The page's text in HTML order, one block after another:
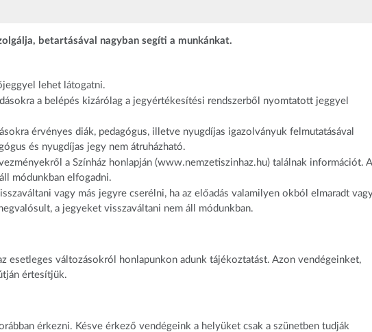
betartásával nagyban segíti a munkánkat.
lehet látogatni.
a belépés kizárólag a jegyértékesítési rendszerből nyomtatott jeggyel
érvényes diák, pedagógus, illetve nyugdíjas igazolványuk felmutatásával
és nyugdíjas jegy nem átruházható.
a Színház honlapján (www.nemzetiszinhaz.hu) találnak információt. A
módunkban elfogadni.
vagy más jegyre cserélni, ha az előadás valamilyen okból elmaradt
a jegyeket visszaváltani nem áll módunkban.
esetleges változásokról honlapunkon adunk tájékoztatást. Azon vendégeinket,
értesítjük.
érkezni. Késve érkező vendégeink a helyüket csak a szünetben tudják